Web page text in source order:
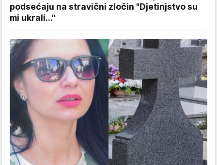
podsećaju na stravični zločin "Djetinjstvo su
mi ukrali..."